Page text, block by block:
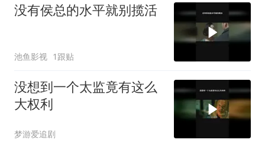
没有侯总的水平就别揽活
池鱼影视 1跟贴
没想到一个太监竟有这么
大权利
梦游爱追剧